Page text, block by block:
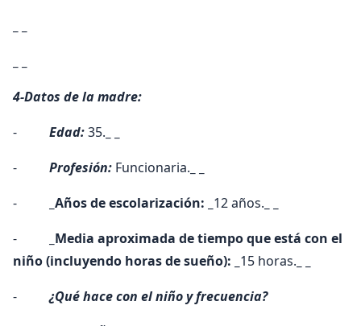
4-Datos de la madre:
- Edad:35.
- Profesión: Funcionaria.
-
_Años de escolarización: _ 12 años.
-
_Media aproximada de tiempo que está con el
niño (incluyendo horas de sueño): _ 15 horas.
-¿Qué hace con el niño y frecuencia?